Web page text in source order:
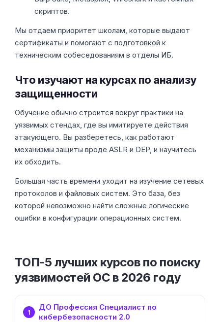
скриптов.
Мы отдаем приоритет школам, которые выдают
сертификаты и помогают с подготовкой к
техническим собеседованиям в отделы ИБ.
Что изучают на курсах по анализу
защищенности
Обучение обычно строится вокруг практики на
уязвимых стендах, где вы имитируете действия
атакующего. Вы разберетесь, как работают
механизмы защиты вроде ASLR и DEP, и научитесь
их обходить.
Большая часть времени уходит на изучение сетевых
протоколов и файловых систем. Это база, без
которой невозможно найти сложные логические
ошибки в конфигурации операционных систем.
ТОП-5 лучших курсов по поиску
уязвимостей ОС в 2026 году
1
ДО Профессия Специалист по
кибербезопасности 2.0